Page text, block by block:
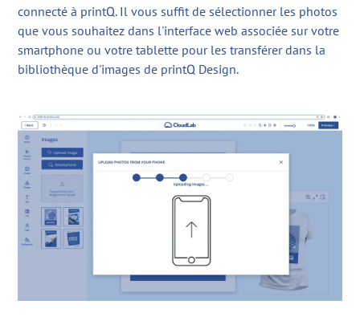
connecté à printQ. Il vous suffit de sélectionner les photos
que vous souhaitez dans l'interface web associée sur votre
smartphone ou votre tablette pour les transférer dans la
bibliothèque d'images de printQ Design.